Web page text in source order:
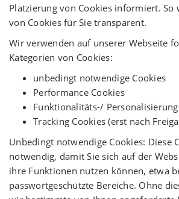
Platzierung von Cookies informiert. So
von Cookies für Sie transparent.
Wir verwenden auf unserer Webseite
Kategorien von Cookies:
unbedingt notwendige Cookies
Performance Cookies
Funktionalitäts-/
Tracking Cookies (erst nach
Unbedingt notwendige Cookies: Diese
notwendig, damit Sie sich auf der
ihre Funktionen nutzen können, etwa
passwortgeschützte Bereiche. Ohne